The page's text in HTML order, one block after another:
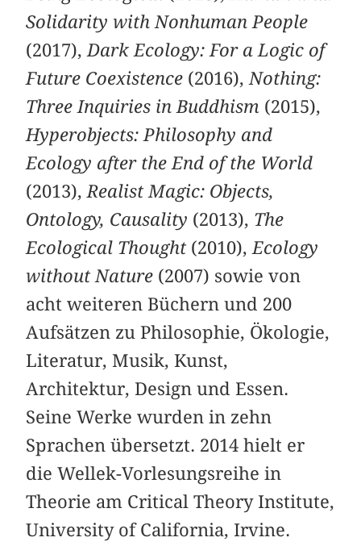
Solidarity with Nonhuman People
(2017), Dark Ecology: For a Logic of
Future Coexistence (2016), Nothing:
Three Inquiries in Buddhism (2015),
Hyperobjects: Philosophy and
Ecology after the End of the World
(2013), Realist Magic: Objects,
Ontology, Causality (2013), The
Ecological Thought (2010), Ecology
without Nature (2007) sowie von
acht weiteren Büchern und 200
Aufsätzen zu Philosophie, Ökologie,
Literatur, Musik, Kunst,
Architektur, Design und Essen.
Seine Werke wurden in zehn
Sprachen übersetzt. 2014 hielt er
die Wellek-Vorlesungsreihe in
Theorie am Critical Theory Institute,
University of California, Irvine.